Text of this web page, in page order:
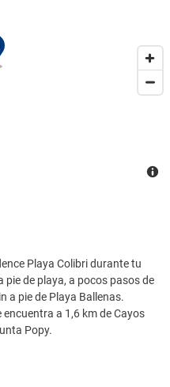
Playa Colibri durante tu
pie de playa, a pocos pasos de
a pie de Playa Ballenas.
a 1,6 km de Cayos
Popy.